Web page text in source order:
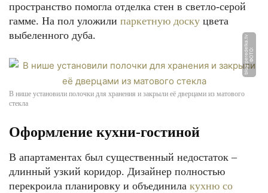
пространство помогла отделка стен в светло-серой
гамме. На пол уложили паркетную доску цвета
выбеленного дуба.
Ф
О
Т
О:
bl
o
g.
p
e
r
e
d
el
k
a.
t
v
В нише установили полочки для хранения и закрыли её дверцами из матового
стекла
Оформление кухни-гостиной
В апартаментах был существенный недостаток –
длинный узкий коридор. Дизайнер полностью
перекроила планировку и объединила кухню со